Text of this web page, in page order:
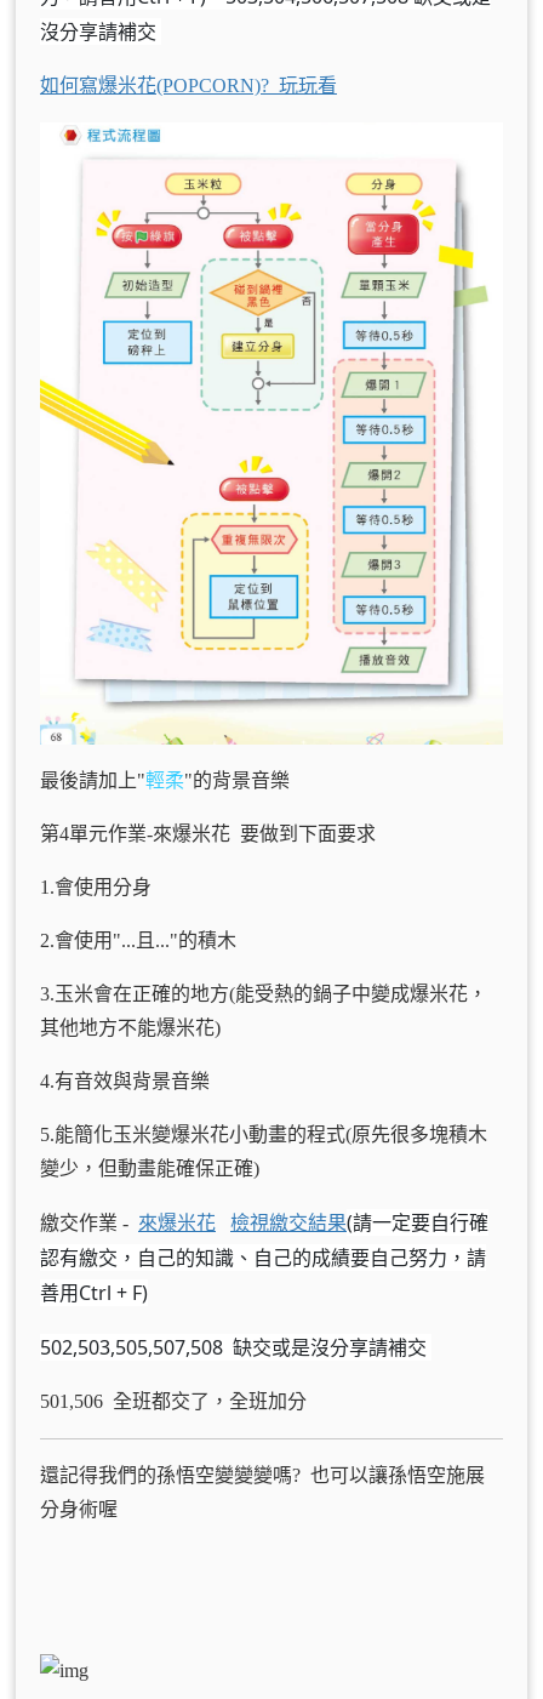
沒分享請補交
如何寫爆米花(POPCORN)? 玩玩看
最後請加上"輕柔"的背景音樂
第4單元作業-來爆米花 要做到下面要求
1.會使用分身
2.會使用"...且..."的積木
3.玉米會在正確的地方(能受熱的鍋子中變成爆米花，
其他地方不能爆米花)
4.有音效與背景音樂
5.能簡化玉米變爆米花小動畫的程式(原先很多塊積木
變少，但動畫能確保正確)
繳交作業 - 來爆米花 檢視繳交結果(請一定要自行確
認有繳交，自己的知識、自己的成績要自己努力，請
善用Ctrl + F)
502,503,505,507,508 缺交或是沒分享請補交
501,506 全班都交了，全班加分
還記得我們的孫悟空變變變嗎? 也可以讓孫悟空施展
分身術喔